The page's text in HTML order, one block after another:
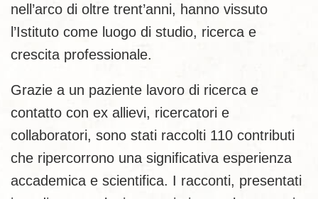
nell’arco di oltre trent’anni, hanno vissuto
l’Istituto come luogo di studio, ricerca e
crescita professionale.
Grazie a un paziente lavoro di ricerca e
contatto con ex allievi, ricercatori e
collaboratori, sono stati raccolti 110 contributi
che ripercorrono una significativa esperienza
accademica e scientifica. I racconti, presentati